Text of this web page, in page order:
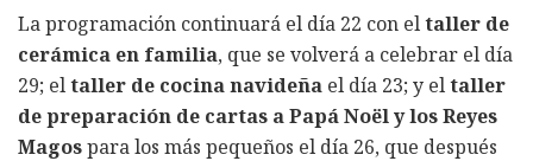
La programación continuará el día 22 con eltaller de
cerámica en familia, que se volverá a celebrar el día
29; eltaller de cocina navideña el día 23; y eltaller
de preparación de cartas a Papá Noël y los Reyes
Magospara los más pequeños el día 26, que después